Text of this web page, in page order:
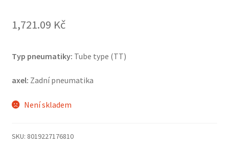
1,721.09 Kč
Typ pneumatiky: Tube type (TT)
axel: Zadní pneumatika
Není skladem
SKU: 8019227176810